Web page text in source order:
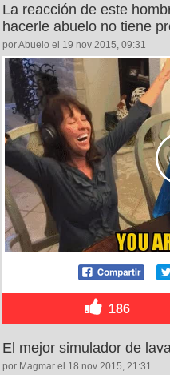
La reacción de este
hacerle abuelo no tiene
por Abuelo el 19 nov 2015, 09:31
186
El mejor simulador de
por Magmar el 18 nov 2015, 21:31